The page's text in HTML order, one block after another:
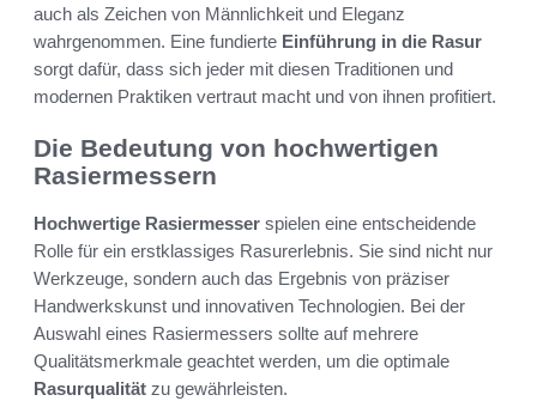
auch als Zeichen von Männlichkeit und Eleganz
wahrgenommen. Eine fundierte Einführung in die Rasur
sorgt dafür, dass sich jeder mit diesen Traditionen und
modernen Praktiken vertraut macht und von ihnen profitiert.
Die Bedeutung von hochwertigen
Rasiermessern
Hochwertige Rasiermesser spielen eine entscheidende
Rolle für ein erstklassiges Rasurerlebnis. Sie sind nicht nur
Werkzeuge, sondern auch das Ergebnis von präziser
Handwerkskunst und innovativen Technologien. Bei der
Auswahl eines Rasiermessers sollte auf mehrere
Qualitätsmerkmale geachtet werden, um die optimale
Rasurqualität zu gewährleisten.